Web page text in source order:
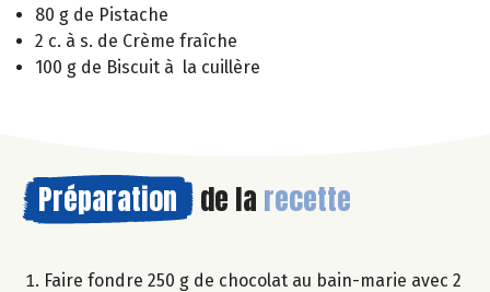
80 g de Pistache
2 c. à s. de Crème fraîche
100 g de Biscuit à la cuillère
Préparation de la recette
Faire fondre 250 g de chocolat au bain-marie avec 2